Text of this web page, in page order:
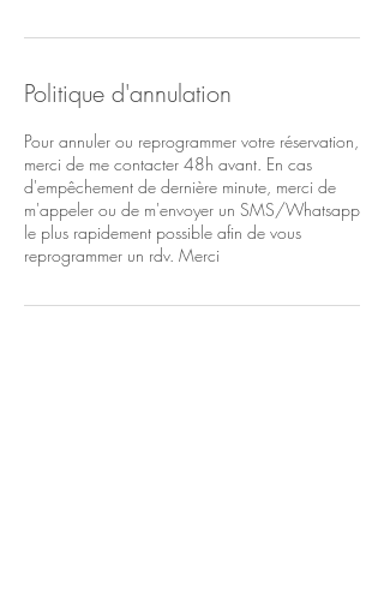
Politique d'annulation
Pour annuler ou reprogrammer votre réservation,
merci de me contacter 48h avant. En cas
d'empêchement de dernière minute, merci de
m'appeler ou de m'envoyer un SMS/Whatsapp
le plus rapidement possible afin de vous
reprogrammer un rdv. Merci